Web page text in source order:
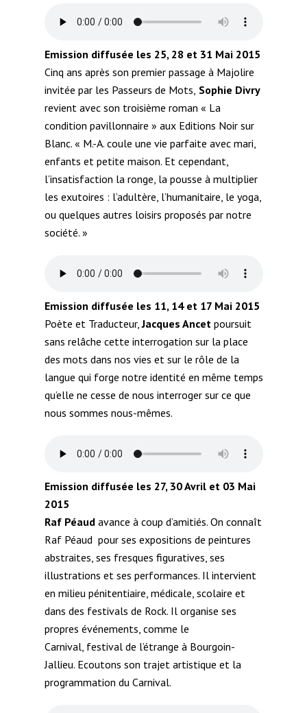
Emission diffusée les 25, 28 et 31 Mai 2015
Cinq ans après son premier passage à Majolire
invitée par les Passeurs de Mots, Sophie Divry
revient avec son troisième roman « La
condition pavillonnaire » aux Editions Noir sur
Blanc. « M.-A. coule une vie parfaite avec mari,
enfants et petite maison. Et cependant,
l’insatisfaction la ronge, la pousse à multiplier
les exutoires : l’adultère, l’humanitaire, le yoga,
ou quelques autres loisirs proposés par notre
société. »
Emission diffusée les 11, 14 et 17 Mai 2015
Poète et Traducteur,Jacques Ancet poursuit
sans relâche cette interrogation sur la place
des mots dans nos vies et sur le rôle de la
langue qui forge notre identité en même temps
qu’elle ne cesse de nous interroger sur ce que
nous sommes nous-mêmes.
Emission diffusée les 27, 30 Avril et 03 Mai
2015
Raf Péaudavance à coup d’amitiés. On connaît
Raf Péaud pour ses expositions de peintures
abstraites, ses fresques figuratives, ses
illustrations et ses performances. Il intervient
en milieu pénitentiaire, médicale, scolaire et
dans des festivals de Rock. Il organise ses
propres événements, comme le
Carnival, festival de l’étrange à Bourgoin-
Jallieu. Ecoutons son trajet artistique et la
programmation du Carnival.